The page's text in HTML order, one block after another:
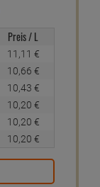
Preis / L
11, 11 €
10, 66 €
10, 43 €
10, 20 €
10, 20 €
10, 20 €